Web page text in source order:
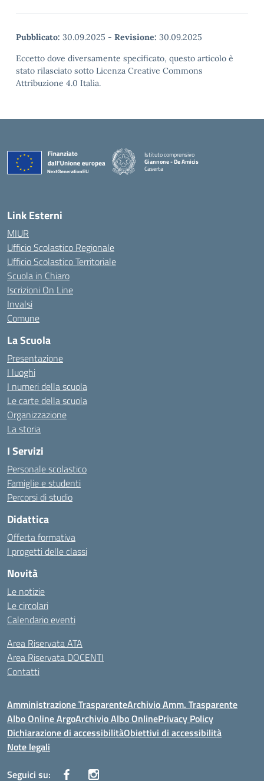
Pubblicato: 30.09.2025 - Revisione: 30.09.2025
Eccetto dove diversamente specificato, questo articolo è
stato rilasciato sotto Licenza Creative Commons
Attribuzione 4.0 Italia.
Istituto comprensivo
Giannone - De Amicis
Caserta
Link Esterni
MIUR
Ufficio Scolastico Regionale
Ufficio Scolastico Territoriale
Scuola in Chiaro
Iscrizioni On Line
Invalsi
Comune
La Scuola
Presentazione
I luoghi
I numeri della scuola
Le carte della scuola
Organizzazione
La storia
I Servizi
Personale scolastico
Famiglie e studenti
Percorsi di studio
Didattica
Offerta formativa
I progetti delle classi
Novità
Le notizie
Le circolari
Calendario eventi
Area Riservata ATA
Area Riservata DOCENTI
Contatti
Amministrazione TrasparenteArchivio Amm. Trasparente
Albo Online ArgoArchivio Albo OnlinePrivacy Policy
Dichiarazione di accessibilitàObiettivi di accessibilità
Note legali
Seguici su: